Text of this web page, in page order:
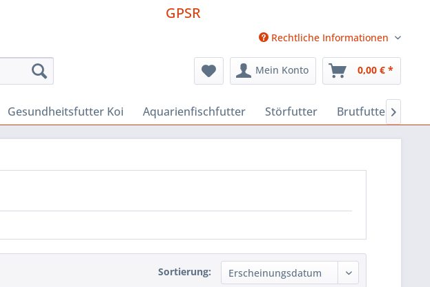
GPSR
Rechtliche Informationen
Mein Konto 0,00 € *
Gesundheitsfutter Koi Aquarienfischfutter Störfutter Brutfutter 
Sortierung: